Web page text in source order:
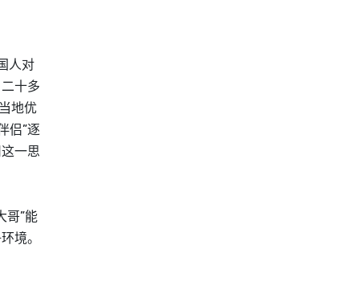
人对
十多
地优
侣”逐
一思
哥”能
境。